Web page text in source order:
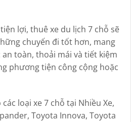
lợi, thuê xe du lịch 7 chỗ sẽ
chuyến đi tốt hơn, mang
toàn, thoải mái và tiết kiệm
phương tiện công cộng hoặc
loại xe 7 chỗ tại Nhiều Xe,
Toyota Innova, Toyota